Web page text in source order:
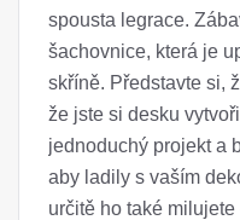
spousta legrace.
šachovnice, která je
skříně. Představte si,
že jste si desku
jednoduchý projekt a
aby ladily s vaším
určitě ho také